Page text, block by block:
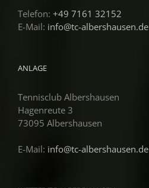
Telefon: +49 7161 32152
E-Mail: info@tc-albershausen.de
ANLAGE
Tennisclub Albershausen
Hagenreute 3
73095 Albershausen
E-Mail: info@tc-albershausen.de